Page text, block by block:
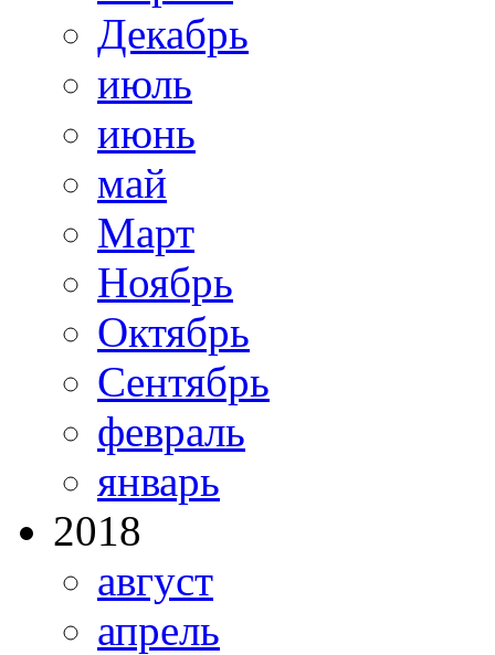
Декабрь
июль
июнь
май
Март
Ноябрь
Октябрь
Сентябрь
февраль
январь
2018
август
апрель